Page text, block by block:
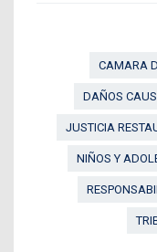
CAMARA
DAÑOS
JUSTICIA
NIÑOS Y